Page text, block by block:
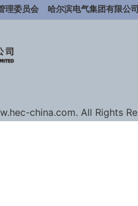
理委员会 哈尔滨电气集团有限公
china.com. All Rights